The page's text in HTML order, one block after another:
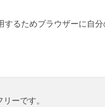
するためブラウザーに自
ーです。